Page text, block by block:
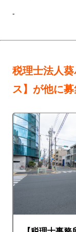
-
税理士法人
ス】が他に